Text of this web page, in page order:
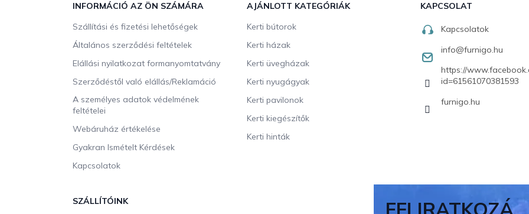
INFORMÁCIÓ AZ ÖN SZÁMÁRA
Szállítási és fizetési lehetőségek
Általános szerződési feltételek
Elállási nyilatkozat formanyomtatvány
Szerződéstől való elállás/Reklamáció
A személyes adatok védelmének
feltételei
Webáruház értékelése
Gyakran Ismételt Kérdések
Kapcsolatok
AJÁNLOTT KATEGÓRIÁK
Kerti bútorok
Kerti házak
Kerti üvegházak
Kerti nyugágyak
Kerti pavilonok
Kerti kiegészítők
Kerti hinták
KAPCSOLAT
Kapcsolatok
info@furnigo.hu
https://
id=61561070381593
furnigo.hu
SZÁLLÍTÓINK